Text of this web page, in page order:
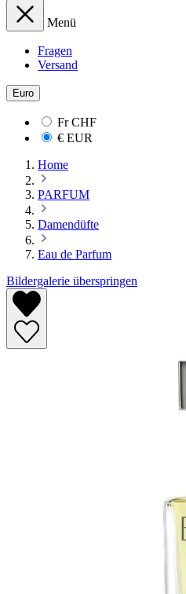
Menü
Fragen
Versand
Euro
FrCHF
€ EUR
Home
PARFUM
Damendüfte
Eau de Parfum
Bildergalerie überspringen